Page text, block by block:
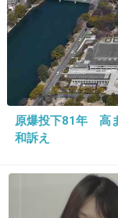
小6の男の子ですが
か、自分で髪型を
23. 匿名2016/02/01(月) 21:43:26
男の子、1回目か
1500円くらいだ
原爆投下81年 高
和訴え